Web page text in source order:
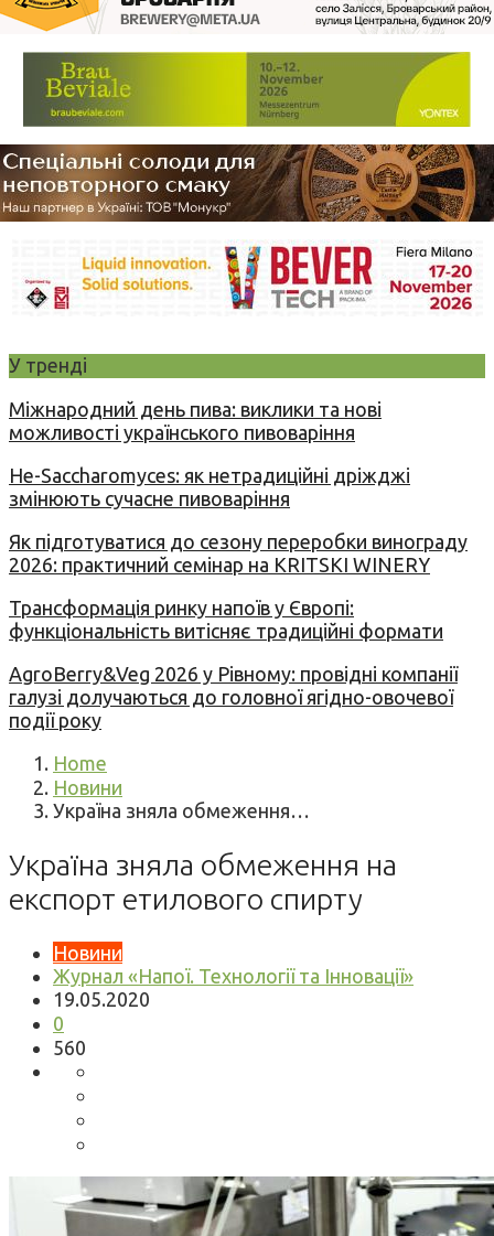
У тренді
Міжнародний день пива: виклики та нові
можливості українського пивоваріння
Не-Saccharomyces: як нетрадиційні дріжджі
змінюють сучасне пивоваріння
Як підготуватися до сезону переробки винограду
2026: практичний семінар на KRITSKI WINERY
Трансформація ринку напоїв у Європі:
функціональність витісняє традиційні формати
AgroBerry&Veg 2026 у Рівному: провідні компанії
галузі долучаються до головної ягідно-овочевої
події року
Home
Новини
Україна зняла обмеження…
Україна зняла обмеження на
експорт етилового спирту
Новини
Журнал «Напої. Технології та Інновації»
19.05.2020
0
560